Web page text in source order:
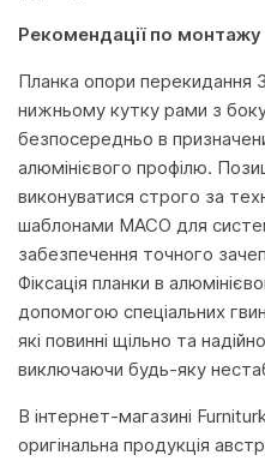
Рекомендації по монтажу
Планка опори перекидання
нижньому кутку рами з боку
безпосередньо в
алюмінієвого профілю.
виконуватися строго за
шаблонами MACO для
забезпечення точного
Фіксація планки в
допомогою спеціальних
які повинні щільно та
виключаючи будь-яку
В інтернет-магазині
оригінальна продукція